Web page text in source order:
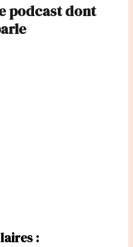
podcast dont
: